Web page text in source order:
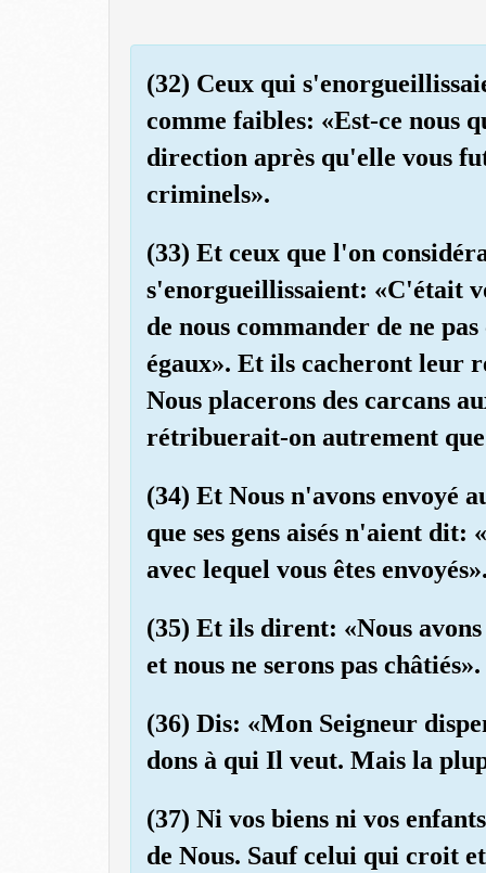
(32) Ceux qui
comme faibles: «Est-ce nous
direction après qu'elle vous
criminels».
(33) Et ceux que l'on
s'enorgueillissaient: «C'était
de nous commander de ne
égaux». Et ils cacheront leur
Nous placerons des carcans
rétribuerait-on autrement
(34) Et Nous n'avons envoyé
que ses gens aisés n'aient dit:
avec lequel vous êtes
(35) Et ils dirent: «Nous
et nous ne serons pas châtiés».
(36) Dis: «Mon Seigneur
dons à qui Il veut. Mais la
(37) Ni vos biens ni vos
de Nous. Sauf celui qui croit